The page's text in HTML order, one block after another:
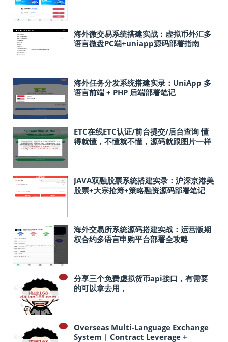
海外微交易系统搭建实战：虚拟币外汇多
语言微盘PC端+uniapp源码部署指南
海外任务分发系统搭建实录：UniApp 多
语言前端 + PHP 后端部署笔记
ETC在线ETC认证/前台提交/后台查询 懂
得就懂，不懂就不懂，源码就跟图片一样
JAVA双融股票系统搭建实录：沪深京港美
股票+大宗抢筹+策略融资源码部署笔记
海外交易所系统源码搭建实战：运营版期
权合约多语言申购平台部署全攻略
分享三个免费虚拟货币api接口，有需要
的可以拿去用，
Overseas Multi-Language Exchange
System | Contract Leverage +